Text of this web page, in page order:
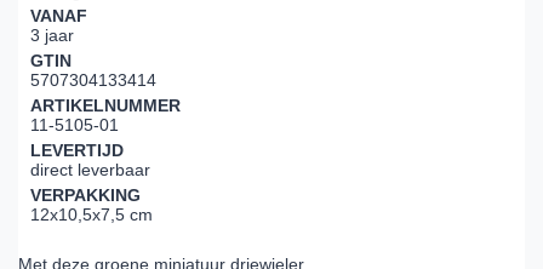
VANAF
3 jaar
GTIN
5707304133414
ARTIKELNUMMER
11-5105-01
LEVERTIJD
direct leverbaar
VERPAKKING
12x10,5x7,5 cm
Met deze groene miniatuur driewieler